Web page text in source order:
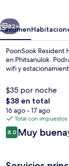
Siguiente
82+
Resumen
PoonSook Resident
en Phitsanulok.
wifi y
$35 por noche
El
precio
total
es
de
$38 en total
16 ago - 17 ago
Total con impuestos
Opiniones
8.08.0 de 10,
Muy buena